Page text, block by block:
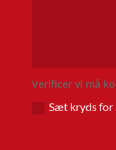
Verificer vi må
Sæt kryds for